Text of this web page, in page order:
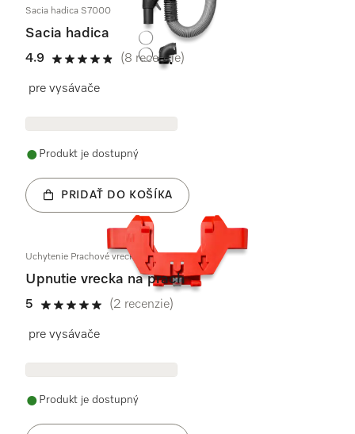
Sacia hadica S7000
Sacia hadica
4.9
4.9 / 5
(8 recenzie)
pre vysávače
Produkt je dostupný
PRIDAŤ DO KOŠÍKA
Uchytenie Prachové vrecko kpl.
Upnutie vrecka na prach
5
5 / 5
(2 recenzie)
pre vysávače
Produkt je dostupný